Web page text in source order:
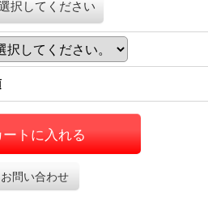
択してください
トに入れる
お問い合わせ